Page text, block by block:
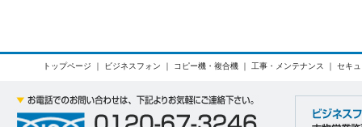
トップページ ｜ ビジネスフォン ｜ コピー機・複合機 ｜ 工事・メンテナンス ｜ セキ